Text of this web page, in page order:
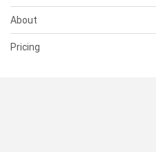
About
Pricing